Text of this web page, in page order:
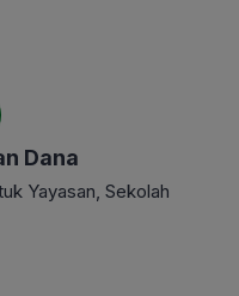
Dana
Yayasan, Sekolah